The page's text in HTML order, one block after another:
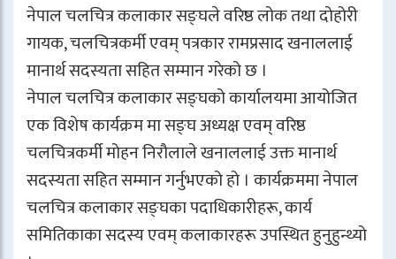
नेपाल चलचित्र कलाकार सङ्घले वरिष्ठ लोक तथा दोहोरी
गायक, चलचित्रकर्मी एवम् पत्रकार रामप्रसाद खनाललाई
मानार्थ सदस्यता सहित सम्मान गरेको छ ।
नेपाल चलचित्र कलाकार सङ्घको कार्यालयमा आयोजित
एक विशेष कार्यक्रम मा सङ्घ अध्यक्ष एवम् वरिष्ठ
चलचित्रकर्मी मोहन निरौलाले खनाललाई उक्त मानार्थ
सदस्यता सहित सम्मान गर्नुभएको हो । कार्यक्रममा नेपाल
चलचित्र कलाकार सङ्घका पदाधिकारीहरू, कार्य
समितिकाका सदस्य एवम् कलाकारहरू उपस्थित हुनुहुन्थ्यो